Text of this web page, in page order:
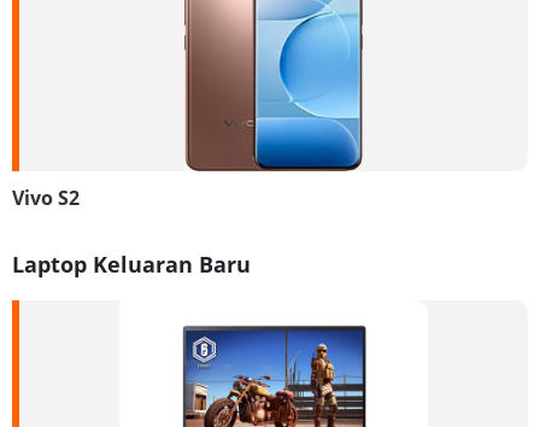
Vivo S2
Laptop Keluaran Baru